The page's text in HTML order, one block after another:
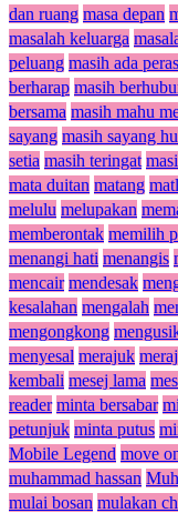
dan ruang masa depan
masalah keluarga
peluang masih ada
berharap masih
bersama masih mahu
sayang masih sayang
setia masih teringat
mata duitan matang
melulu melupakan
memberontak memilih
menangi hati menangis
mencair mendesak
kesalahan mengalah
mengongkong
menyesal merajuk
kembali mesej lama
reader minta bersabar
petunjuk minta putus
Mobile Legend move
muhammad hassan
mulai bosan mulakan